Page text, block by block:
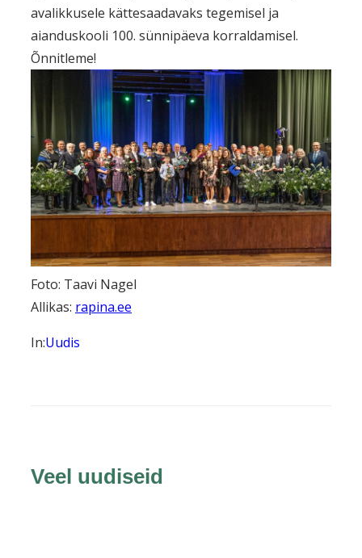
avalikkusele kättesaadavaks tegemisel ja
aianduskooli 100. sünnipäeva korraldamisel.
Õnnitleme!
Foto: Taavi Nagel
Allikas: rapina.ee
In:Uudis
Veel uudiseid